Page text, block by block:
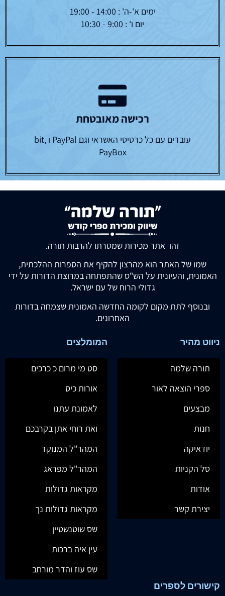
ימים א'-ה' : 14:00 - 19:00
יום ו' : 9:00 - 10:30
רכישה מאובטחת
עובדים עם כל כרטיסי האשראי וגם PayPal ו bit,
PayBox
זהו אתר מכירות שמטרתו להרבות תורה.
שמו של האתר הוא מהרצון להקיף את הספרות ההלכתית,
האמונית, והעיונית על הש"ס שהתפתחה במרוצת הדורות על ידי
גדולי הרוח של עם ישראל.
ובנוסף לתת מקום לקומה החדשה האמונית שצמחה בדורות
האחרונים.
ניווט מהיר
תורה שלמה
ספרי הוצאה לאור
מבצעים
חנות
יודאיקה
סל הקניות
אודות
יצירת קשר
המומלצים
סט מי מרום כ כרכים
אורות כיס
לאמונת עתנו
ואת רוחי אתן בקרבכם
המהר"ל המנוקד
המהר"ל מפראג
מקראות גדולות
מקראות גדולות נך
שס שוטנשטיין
עין איה ברכות
שס עוז והדר מורחב
קישורים לספרים